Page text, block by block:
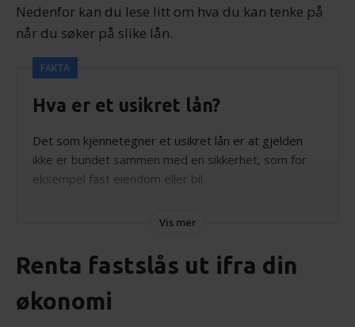
Nedenfor kan du lese litt om hva du kan tenke på
når du søker på slike lån.
FAKTA
Hva er et usikret lån?
Det som kjennetegner et usikret lån er at gjelden
ikke er bundet sammen med en sikkerhet, som for
eksempel fast eiendom eller bil.
for banken enn eksempelvis et boliglån har usikrede
Fra våren 2019 registreres all usikret gjeld i et
sentralt gjeldsregister. Derfor er det ikke lenger
Vis mer
Renta fastslås ut ifra din
økonomi